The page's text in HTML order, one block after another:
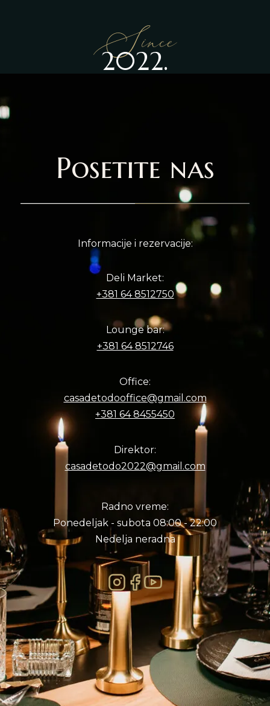
Since
2022.
Posetite nas
Informacije i rezervacije:
Deli Market:
+381 64 8512750
Lounge bar:
+381 64 8512746
Office:
casadetodooffice@gmail.com
+381 64 8455450
Direktor:
casadetodo2022@gmail.com
Radno vreme:
Ponedeljak - subota 08:00 - 22:00
Nedelja neradna